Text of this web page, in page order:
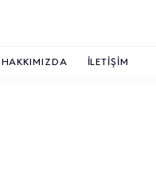
HAKKIMIZDA İLETIŞIM